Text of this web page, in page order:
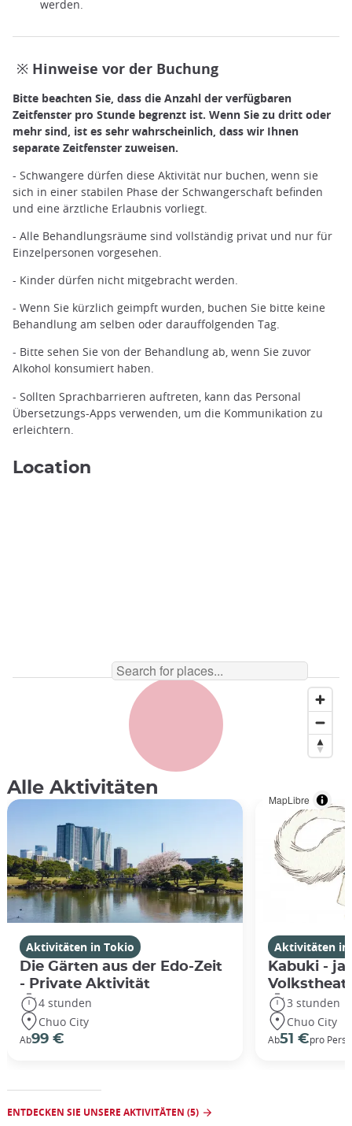
werden.
※ Hinweise vor der Buchung
Bitte beachten Sie, dass die Anzahl der verfügbaren
Zeitfenster pro Stunde begrenzt ist. Wenn Sie zu dritt oder
mehr sind, ist es sehr wahrscheinlich, dass wir Ihnen
separate Zeitfenster zuweisen.
- Schwangere dürfen diese Aktivität nur buchen, wenn sie
sich in einer stabilen Phase der Schwangerschaft befinden
und eine ärztliche Erlaubnis vorliegt.
- Alle Behandlungsräume sind vollständig privat und nur für
Einzelpersonen vorgesehen.
- Kinder dürfen nicht mitgebracht werden.
- Wenn Sie kürzlich geimpft wurden, buchen Sie bitte keine
Behandlung am selben oder darauffolgenden Tag.
- Bitte sehen Sie von der Behandlung ab, wenn Sie zuvor
Alkohol konsumiert haben.
- Sollten Sprachbarrieren auftreten, kann das Personal
Übersetzungs-Apps verwenden, um die Kommunikation zu
erleichtern.
Location
MapLibre
Alle Aktivitäten
Aktivitäten in Tokio
Die Gärten aus der Edo-Zeit
- Private Aktivität
4 stunden
Chuo City
Ab99 €
Aktivitäten in
Kabuki -
3 stunden
Chuo City
Ab51 €pro
ENTDECKEN SIE UNSERE AKTIVITÄTEN (5)